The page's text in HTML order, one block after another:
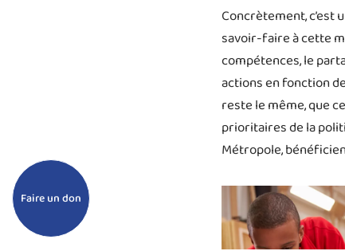
Concrètement, c’est
savoir-faire à cette
compétences, le
actions en fonction
reste le même, que
prioritaires de la
Métropole,
Faire un don